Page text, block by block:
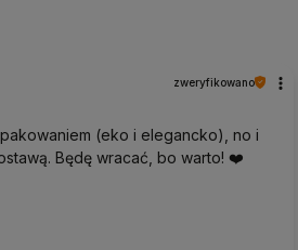
zweryfikowano
(eko i elegancko), no i
Będę wracać, bo warto! ❤️